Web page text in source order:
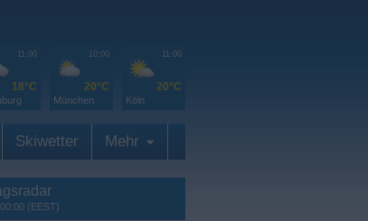
11:00
18°C
10:00
20°C
München
11:00
20°C
Köln
Skiwetter Mehr
(EEST)